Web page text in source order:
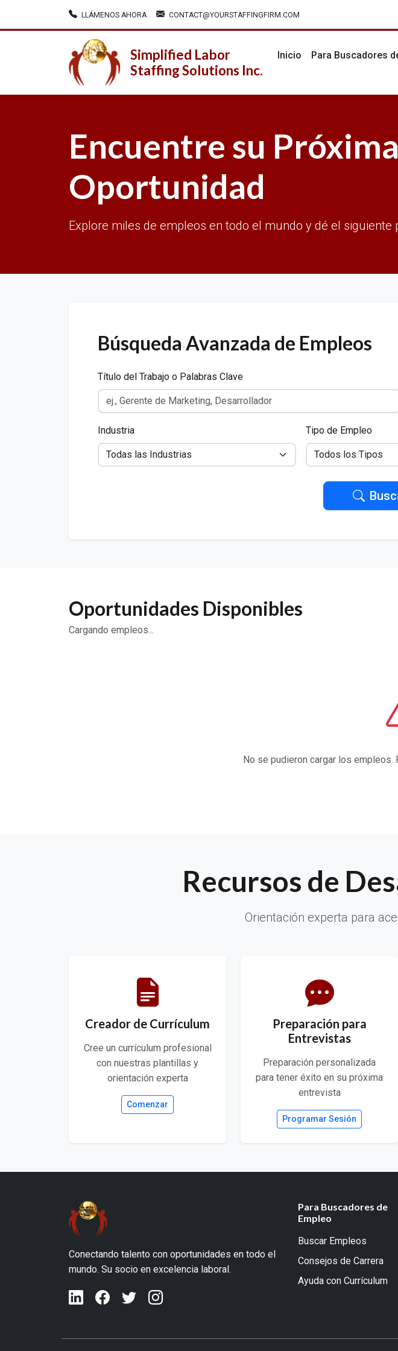
LLÁMENOS AHORA CONTACT@YOURSTAFFINGFIRM.COM
Simplified Labor
Staffing Solutions Inc.
Inicio Para Buscadores
Encuentre su Próxima
Oportunidad
Explore miles de empleos en todo el mundo y dé el siguiente
Búsqueda Avanzada de Empleos
Título del Trabajo o Palabras Clave
Industria Tipo de Empleo
Oportunidades Disponibles
Cargando empleos...
No se pudieron cargar los empleos.
Recursos de
Orientación experta para
Creador de Currículum
Cree un currículum profesional
con nuestras plantillas y
orientación experta
Comenzar
Preparación para
Entrevistas
Preparación personalizada
para tener éxito en su próxima
entrevista
Programar Sesión
Conectando talento con oportunidades en todo el
mundo. Su socio en excelencia laboral.
Para Buscadores de
Empleo
Buscar Empleos
Consejos de Carrera
Ayuda con Currículum